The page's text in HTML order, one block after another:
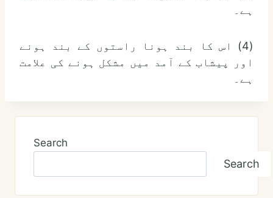
ہے۔
(4) اس کا بند ہونا راستوں کے بند ہونے
اور پیشاب کے آمد میں مشکل ہونے کی علامت
ہے۔
Search
Search